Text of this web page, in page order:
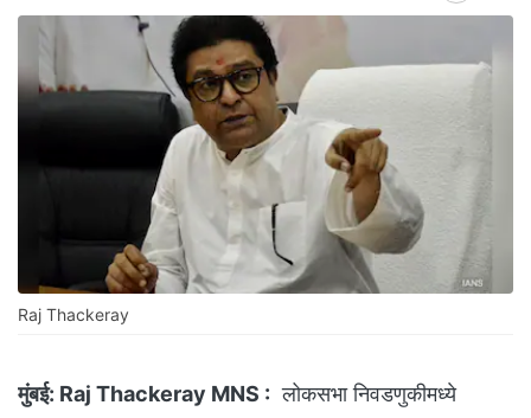
Raj Thackeray
मुंबई: Raj Thackeray MNS : लोकसभा निवडणुकीमध्ये